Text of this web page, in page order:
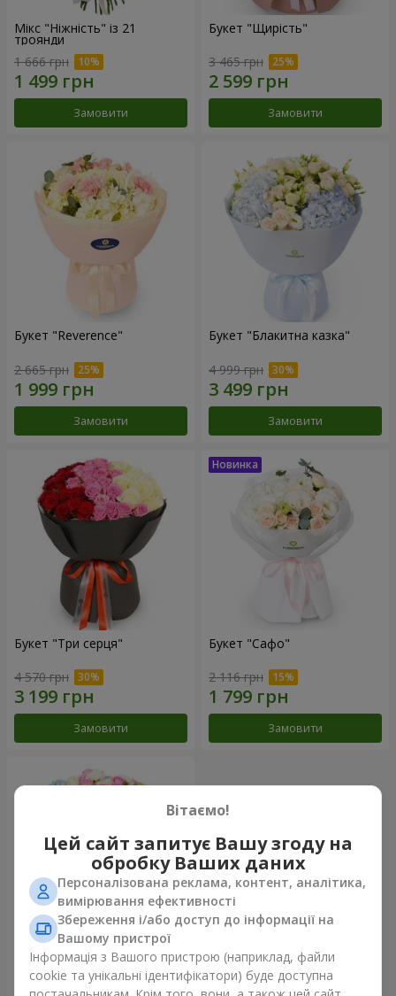
Мікс "Ніжність" із 21
троянди
1 666 грн
Замовити
Букет "Щирість"
3 465 грн
Замовити
Букет "Reverence"
2 665 грн
Замовити
Букет "Блакитна казка"
4 999 грн
Замовити
Букет "Три серця"
4 570 грн
Замовити
Букет "Сафо"
2 116 грн
Замовити
Букет "Tarnis"
5 691 грн
Вітаємо!
Цей сайт запитує Вашу згоду на
обробку Ваших даних
Персоналізована реклама, контент, аналітика,
вимірювання ефективності
Збереження і/або доступ до інформації на
Вашому пристрої
Інформація з Вашого пристрою (наприклад, файли
cookie та унікальні ідентифікатори) буде доступна